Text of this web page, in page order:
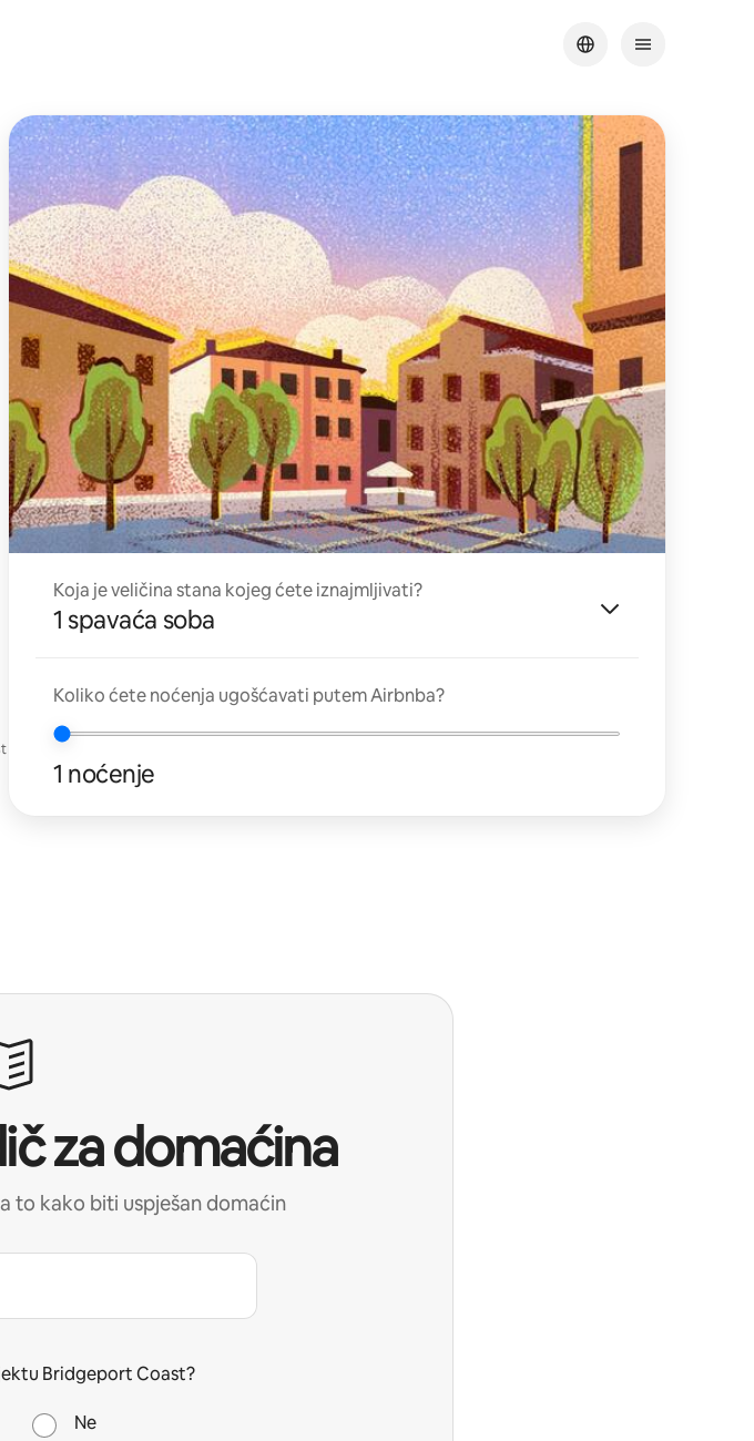
Koja je veličina stana kojeg ćete iznajmljivati?
1 spavaća soba
Koliko ćete noćenja ugošćavati putem Airbnba?
1 noćenje
za domaćina
to kako biti uspješan domaćin
Bridgeport Coast?
Ne